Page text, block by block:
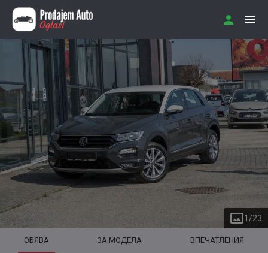
1 /23
ОБЯВА ЗА МОДЕЛА ВПЕЧАТЛЕНИЯ